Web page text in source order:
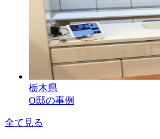
栃木県
O邸の事例
全て見る